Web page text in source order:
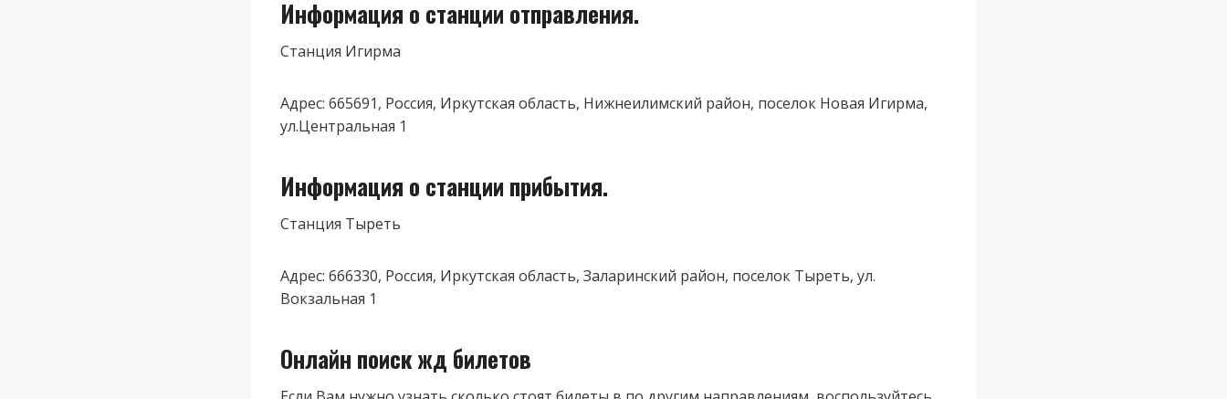
Информация о станции отправления.
Станция Игирма
Адрес: 665691, Россия, Иркутская область, Нижнеилимский район, поселок Новая Игирма,
ул.Центральная 1
Информация о станции прибытия.
Станция Тыреть
Адрес: 666330, Россия, Иркутская область, Заларинский район, поселок Тыреть, ул.
Вокзальная 1
Онлайн поиск жд билетов